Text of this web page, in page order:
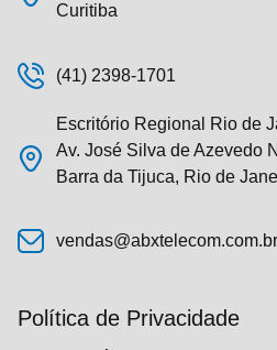
Curitiba
(41) 2398-1701
Escritório Regional Rio de
Av. José Silva de Azevedo
Barra da Tijuca, Rio de
vendas@abxtelecom.com.br
Política de Privacidade